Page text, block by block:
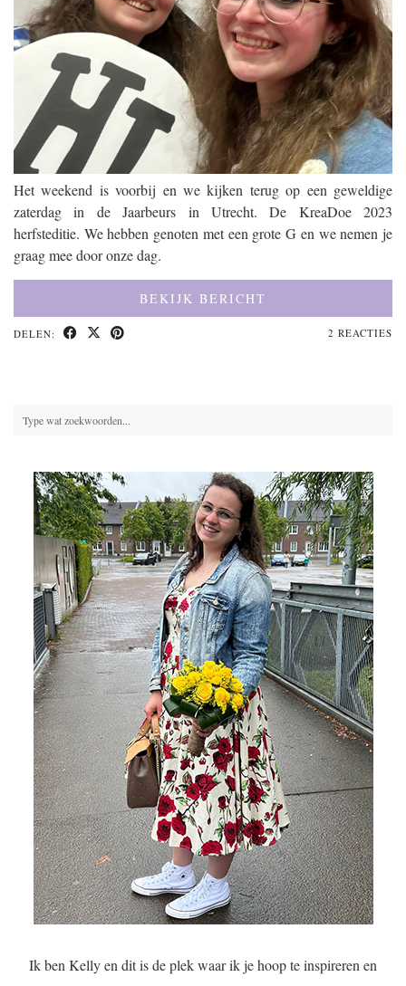
Het weekend is voorbij en we kijken terug op een geweldige
zaterdag in de Jaarbeurs in Utrecht. De KreaDoe 2023
herfsteditie. We hebben genoten met een grote G en we nemen je
graag mee door onze dag.
BEKIJK BERICHT
DELEN: 2 REACTIES
Ik ben Kelly en dit is de plek waar ik je hoop te inspireren en